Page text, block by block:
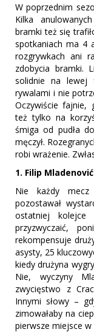
W poprzednim
Kilka
bramki też się
spotkaniach ma 4
rozgrywkach ani
zdobycia bramki.
solidnie na lewej
rywalami i nie
Oczywiście fajnie,
też tylko na
śmiga od pudła
męczył.
robi wrażenie.
1. Filip
Nie każdy mecz
pozostawał
ostatniej
przyzwyczaić,
rekompensuje
asysty, 25
kiedy drużyna
Nie, wyczyny
zwycięstwo z
Innymi słowy –
zimowałaby na
pierwsze miejsce